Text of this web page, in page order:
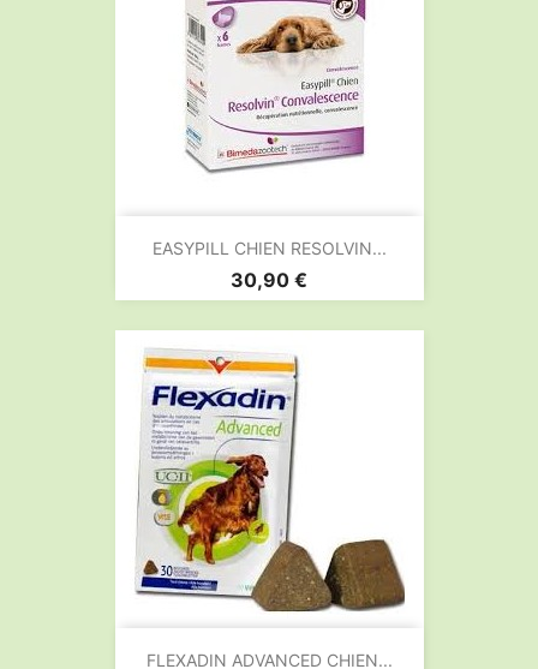
EASYPILL CHIEN RESOLVIN...
Prix
30,90 €
FLEXADIN ADVANCED CHIEN...